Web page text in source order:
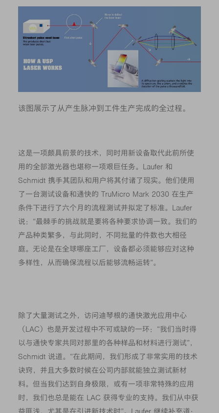
该图展示了从产生脉冲到工件生产完成的全过程。
这是一项颇具前景的技术，同时用新设备取代此前所使
用的全部激光器也堪称一项艰巨任务。Laufer 和
Schmidt 携手其团队和用户将其付诸了现实。他们使用
了一台测试设备和通快的 TruMicro Mark 2030 在生产
条件下进行了六个月的流程测试并拟定了标准。Laufer
说：“最棘手的挑战就是要将各种要求协调一致。我们的
产品种类繁多，与此同时，不同批量的件数也大相径
庭。无论是在全球哪座工厂，设备都必须能够应对这种
多样性，从而确保流程以后能够流畅运转”。
除了大量测试之外，访问迪琴根的通快激光应用中心
（LAC）也是开发过程中不可或缺的一环：“我们当时得
以与通快专家共同对那里的各种样品和材料进行测试”，
Schmidt 说道。“在此期间，我们形成了非常实用的技术
诀窍，并且大多数时候在公司内部就能独立测试新材
料。但当我们达到自身极限，或有一项非常特殊的应用
时，我们也总是能在 LAC 获得专业的支持。我们从中获